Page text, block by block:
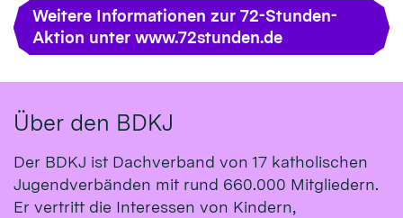
Weitere Informationen zur 72-Stunden-
Aktion unter www.72stunden.de
Über den BDKJ
Der BDKJ ist Dachverband von 17 katholischen
Jugendverbänden mit rund 660.000 Mitgliedern.
Er vertritt die Interessen von Kindern,